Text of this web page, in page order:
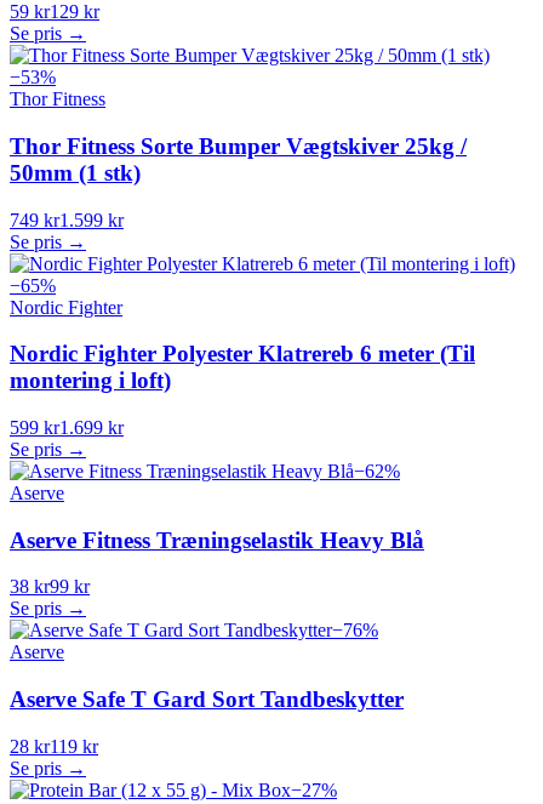
59 kr129 kr
Se pris →
−53%
Thor Fitness
Thor Fitness Sorte Bumper Vægtskiver 25kg /
50mm (1 stk)
749 kr1.599 kr
Se pris →
−65%
Nordic Fighter
Nordic Fighter Polyester Klatrereb 6 meter (Til
montering i loft)
599 kr1.699 kr
Se pris →
−62%
Aserve
Aserve Fitness Træningselastik Heavy Blå
38 kr99 kr
Se pris →
−76%
Aserve
Aserve Safe T Gard Sort Tandbeskytter
28 kr119 kr
Se pris →
−27%